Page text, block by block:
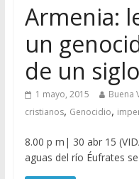
Armenia:
un
de un siglo
1 mayo, 2015 Buena
cristianos, Genocidio,
8.00 p m| 30 abr 15
aguas del río Éufrates